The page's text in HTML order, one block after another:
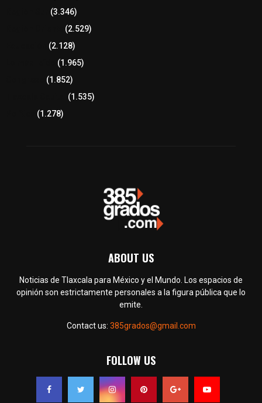
(3.346)
(2.529)
(2.128)
(1.965)
(1.852)
(1.535)
(1.278)
ABOUT US
Noticias de Tlaxcala para México y el Mundo. Los espacios de
opinión son estrictamente personales a la figura pública que lo
emite.
Contact us: 385grados@gmail.com
FOLLOW US